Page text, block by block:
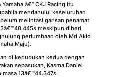
â€“ CKJ Racing itu
mendahului keseluruhan
melintasi garisan penamat
meskipun diberi
perlumbaan oleh Md Akid
Maju).
di kedudukan kedua dengan
sepasukan, Kasma Daniel
13â€™44.347s.